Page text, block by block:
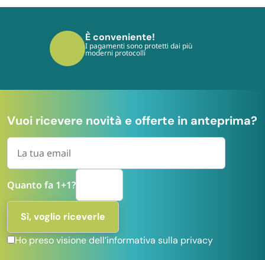
È conveniente!
I pagamenti sono protetti dai più
moderni protocolli
Vuoi ricevere novità e offerte in anteprima?
Quanto fa 1+1?
Ho preso visione dell’informativa sulla privacy